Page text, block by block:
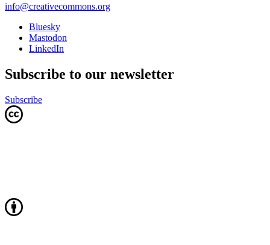
info@creativecommons.org
Bluesky
Mastodon
LinkedIn
Subscribe to our newsletter
Subscribe